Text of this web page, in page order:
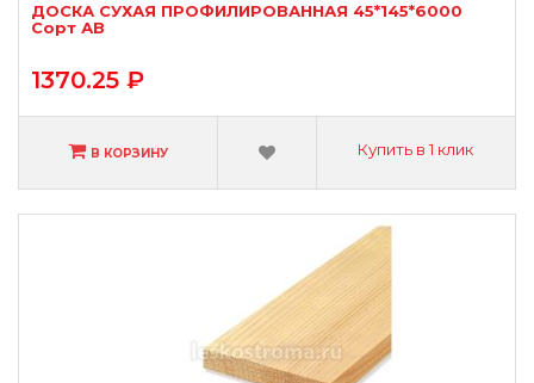
ДОСКА СУХАЯ ПРОФИЛИРОВАННАЯ 45*145*6000
Сорт АВ
1370.25 ₽
В КОРЗИНУ Купить в 1 клик